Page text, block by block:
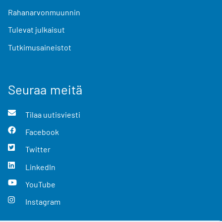
Rahanarvonmuunnin
Tulevat julkaisut
Tutkimusaineistot
Seuraa meitä
Tilaa uutisviesti
Facebook
Twitter
LinkedIn
YouTube
Instagram